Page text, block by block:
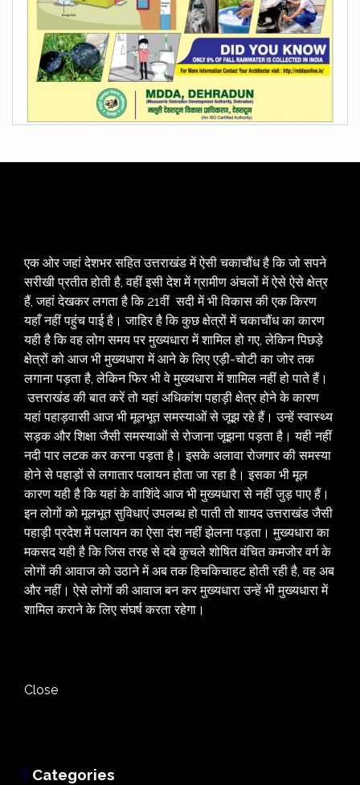
एक ओर जहां देशभर सहित उत्तराखंड में ऐसी चकाचौंध है कि जो सपने
सरीखी प्रतीत होती है, वहीं इसी देश में ग्रामीण अंचलों में ऐसे ऐसे क्षेत्र
हैं, जहां देखकर लगता है कि 21वीं सदी में भी विकास की एक किरण
यहाँ नहीं पहुंच पाई है। जाहिर है कि कुछ क्षेत्रों में चकाचौंध का कारण
यही है कि वह लोग समय पर मुख्यधारा में शामिल हो गए, लेकिन पिछड़े
क्षेत्रों को आज भी मुख्यधारा में आने के लिए एड़ी-चोटी का जोर तक
लगाना पड़ता है, लेकिन फिर भी वे मुख्यधारा में शामिल नहीं हो पाते हैं।
उत्तराखंड की बात करें तो यहां अधिकांश पहाड़ी क्षेत्र होने के कारण
यहां पहाड़वासी आज भी मूलभूत समस्याओं से जूझ रहे हैं। उन्हें स्वास्थ्य
सड़क और शिक्षा जैसी समस्याओं से रोजाना जूझना पड़ता है। यही नहीं
नदी पार लटक कर करना पड़ता है। इसके अलावा रोजगार की समस्या
होने से पहाड़ों से लगातार पलायन होता जा रहा है। इसका भी मूल
कारण यही है कि यहां के वाशिंदे आज भी मुख्यधारा से नहीं जुड़ पाए हैं।
इन लोगों को मूलभूत सुविधाएं उपलब्ध हो पाती तो शायद उत्तराखंड जैसी
पहाड़ी प्रदेश में पलायन का ऐसा दंश नहीं झेलना पड़ता। मुख्यधारा का
मकसद यही है कि जिस तरह से दबे कुचले शोषित वंचित कमजोर वर्ग के
लोगों की आवाज को उठाने में अब तक हिचकिचाहट होती रही है, वह अब
और नहीं। ऐसे लोगों की आवाज बन कर मुख्यधारा उन्हें भी मुख्यधारा में
शामिल कराने के लिए संघर्ष करता रहेगा।
Close
Categories